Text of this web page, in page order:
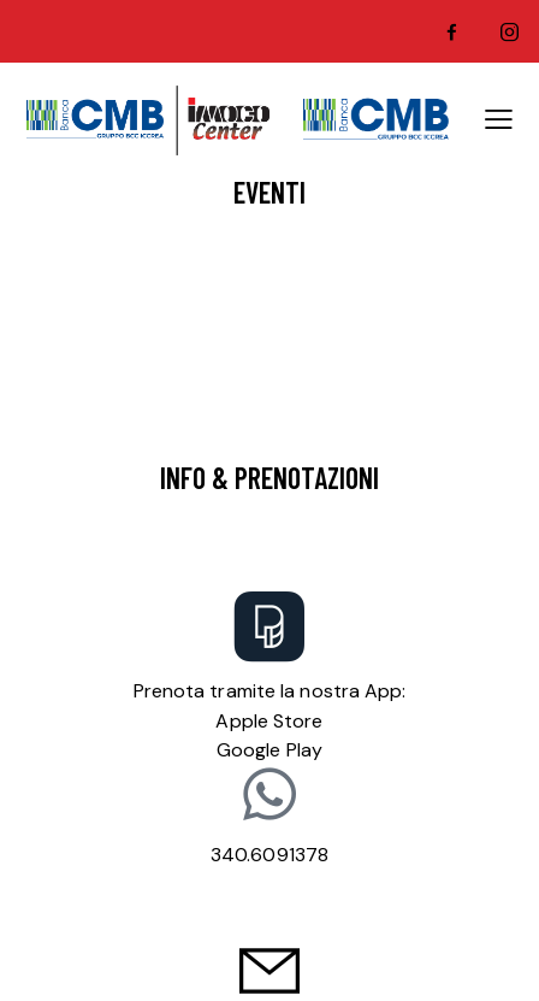
EVENTI
INFO & PRENOTAZIONI
Prenota tramite la nostra App:
Apple Store
Google Play
340.6091378